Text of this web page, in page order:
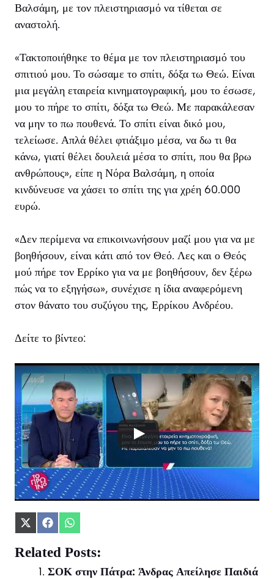
Βαλσάμη, με τον πλειστηριασμό να τίθεται σε
αναστολή.
«Τακτοποιήθηκε το θέμα με τον πλειστηριασμό του
σπιτιού μου. Το σώσαμε το σπίτι, δόξα τω Θεώ. Είναι
μια μεγάλη εταιρεία κινηματογραφική, μου το έσωσε,
μου το πήρε το σπίτι, δόξα τω Θεώ. Με παρακάλεσαν
να μην το πω πουθενά. Το σπίτι είναι δικό μου,
τελείωσε. Απλά θέλει φτιάξιμο μέσα, να δω τι θα
κάνω, γιατί θέλει δουλειά μέσα το σπίτι, που θα βρω
ανθρώπους», είπε η Νόρα Βαλσάμη, η οποία
κινδύνευσε να χάσει το σπίτι της για χρέη 60.000
ευρώ.
«Δεν περίμενα να επικοινωνήσουν μαζί μου για να με
βοηθήσουν, είναι κάτι από τον Θεό. Λες και ο Θεός
μού πήρε τον Ερρίκο για να με βοηθήσουν, δεν ξέρω
πώς να το εξηγήσω», συνέχισε η ίδια αναφερόμενη
στον θάνατο του συζύγου της, Ερρίκου Ανδρέου.
Δείτε το βίντεο:
Share
X
(Twitter)
Share
Facebook
Share
WhatsApp
Related Posts:
ΣΟΚ στην Πάτρα: Άνδρας Απείλησε Παιδιά